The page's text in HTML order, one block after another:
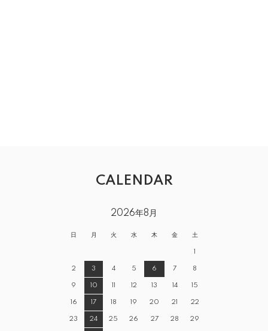
CALENDAR
2026年8月
日 月 火 水 木 金 土
1
2 3 4 5 6 7 8
9 10 11 12 13 14 15
16 17 18 19 20 21 22
23 24 25 26 27 28 29